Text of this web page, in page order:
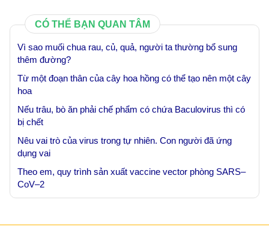
CÓ THỂ BẠN QUAN TÂM
Vì sao muối chua rau, củ, quả, người ta thường bổ sung
thêm đường?
Từ một đoạn thân của cây hoa hồng có thể tạo nên một cây
hoa
Nếu trâu, bò ăn phải chế phẩm có chứa Baculovirus thì có
bị chết
Nêu vai trò của virus trong tự nhiên. Con người đã ứng
dụng vai
Theo em, quy trình sản xuất vaccine vector phòng SARS–
CoV–2